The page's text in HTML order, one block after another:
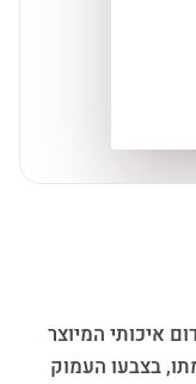
איכותי המיוצר
בצבעו העמוק